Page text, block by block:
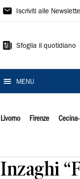
Il
Iscriviti alle
Sfoglia il quotidiano
MENU
Livorno Firenze
Inzaghi